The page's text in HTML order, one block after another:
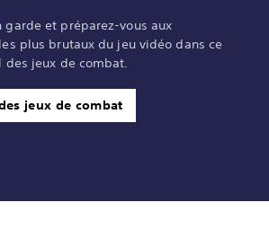
garde et préparez-vous aux
plus brutaux du jeu vidéo dans ce
des jeux de combat.
jeux de combat